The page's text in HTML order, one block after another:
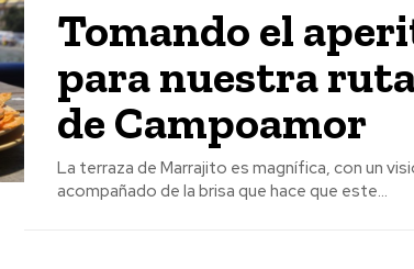
Tomando el
para nuestra
de Campoamor
La terraza de Marrajito es magnífica, con un
acompañado de la brisa que hace que este...